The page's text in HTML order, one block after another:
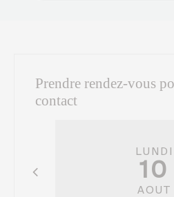
Prendre rendez-vous
contact
LUNDI
10
AOUT